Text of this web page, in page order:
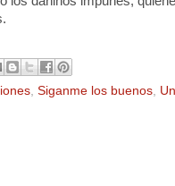
Siganme los buenos